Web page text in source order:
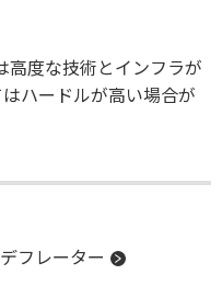
高度な技術とインフラが
ハードルが高い場合が
フレーター